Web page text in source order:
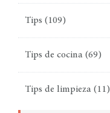
Tips (109)
Tips de cocina (69)
Tips de limpieza (11)